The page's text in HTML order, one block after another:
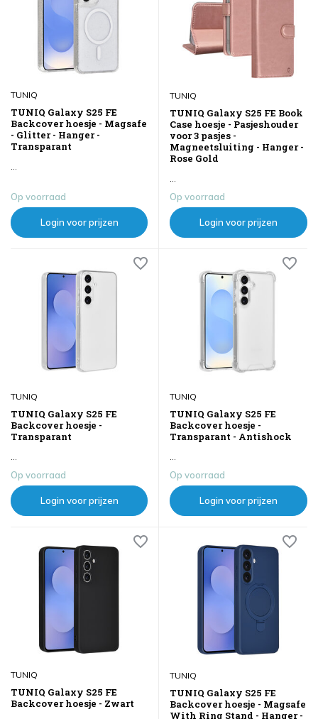
TUNIQ
TUNIQ Galaxy S25 FE
Backcover hoesje - Magsafe
- Glitter - Hanger -
Transparant
Op voorraad
Login voor prijzen
TUNIQ
TUNIQ Galaxy S25 FE Book
Case hoesje - Pasjeshouder
voor 3 pasjes -
Magneetsluiting - Hanger -
Rose Gold
Op voorraad
Login voor prijzen
TUNIQ
TUNIQ Galaxy S25 FE
Backcover hoesje -
Transparant
Op voorraad
Login voor prijzen
TUNIQ
TUNIQ Galaxy S25 FE
Backcover hoesje -
Transparant - Antishock
...
Op voorraad
Login voor prijzen
TUNIQ
TUNIQ Galaxy S25 FE
Backcover hoesje - Zwart
TUNIQ
TUNIQ Galaxy S25 FE
Backcover hoesje - Magsafe
With Ring Stand - Hanger -